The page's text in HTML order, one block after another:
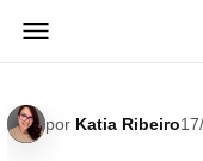
para
por Katia Ribeiro